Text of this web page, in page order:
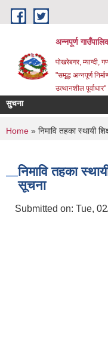
Skip to main content
अन्‍नपूर्ण
पोखरेबगर, म्याग्दी,
"समृद्ध अन्‍नपूर्ण
उत्थानशील पूर्वाधार"
सुचना
You are here
Home » निमावि तहका स्थायी
निमावि तहका
सूचना
Submitted on: Tue,